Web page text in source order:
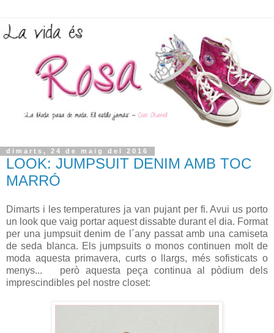
dimarts, 24 de maig del 2016
LOOK: JUMPSUIT DENIM AMB TOC
MARRÓ
Dimarts i les temperatures ja van pujant per fi. Avui us porto
un look que vaig portar aquest dissabte durant el dia. Format
per una jumpsuit denim de l´any passat amb una camiseta
de seda blanca. Els jumpsuits o monos continuen molt de
moda aquesta primavera, curts o llargs, més sofisticats o
menys... però aquesta peça continua al pòdium dels
imprescindibles pel nostre closet: